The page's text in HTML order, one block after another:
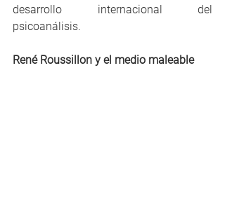
desarrollo internacional del
psicoanálisis.
René Roussillon y el medio maleable